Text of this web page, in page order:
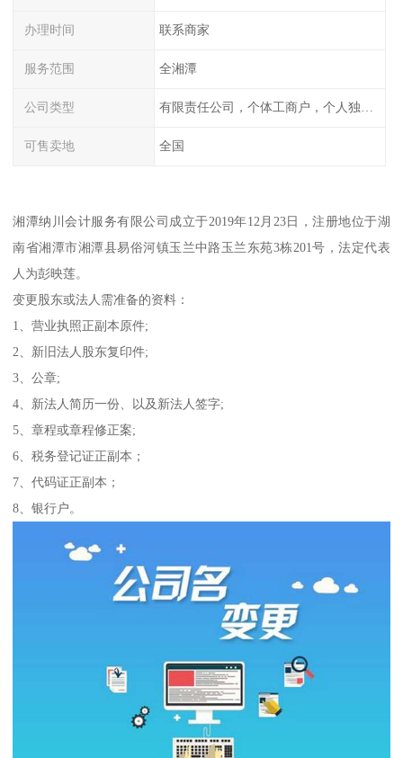
办理时间 联系商家
服务范围 全湘潭
公司类型
可售卖地 全国
湘潭纳川会计服务有限公司成立于2019年12月23日，注册地位于湖
南省湘潭市湘潭县易俗河镇玉兰中路玉兰东苑3栋201号，法定代表
人为彭映莲。
变更股东或法人需准备的资料：
1、营业执照正副本原件;
2、新旧法人股东复印件;
3、公章;
4、新法人简历一份、以及新法人签字;
5、章程或章程修正案;
6、税务登记证正副本；
7、代码证正副本；
8、银行户。